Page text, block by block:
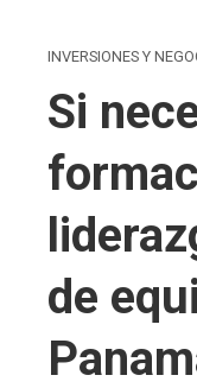
INVERSIONES Y
Si
de